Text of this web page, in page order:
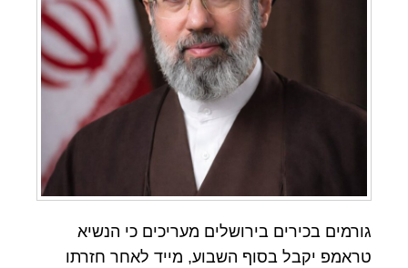
גורמים בכירים בירושלים מעריכים כי הנשיא
טראמפ יקבל בסוף השבוע, מייד לאחר חזרתו